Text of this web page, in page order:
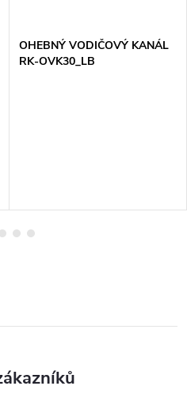
OHEBNÝ VODIČOVÝ KANÁL
RK-OVK30_LB